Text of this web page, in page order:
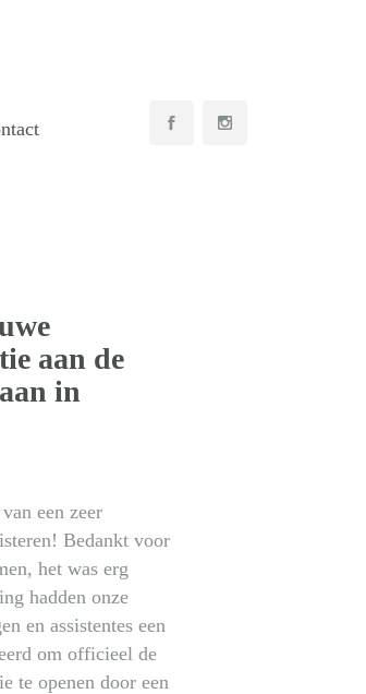
aan de
in
een zeer
Bedankt voor
het was erg
hadden onze
en assistentes een
om officieel de
te openen door een